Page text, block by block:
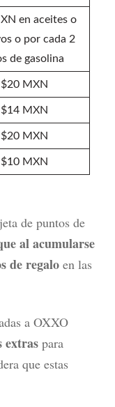
en aceites o
o por cada 2
de gasolina
$20 MXN
$14 MXN
$20 MXN
$10 MXN
de puntos de
al acumularse
de regalo en las
a OXXO
extras para
que estas